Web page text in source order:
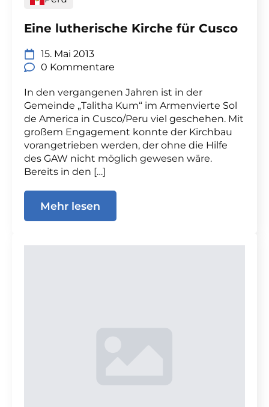
Eine lutherische Kirche für Cusco
15. Mai 2013
0 Kommentare
In den vergangenen Jahren ist in der
Gemeinde „Talitha Kum“ im Armenvierte Sol
de America in Cusco/Peru viel geschehen. Mit
großem Engagement konnte der Kirchbau
vorangetrieben werden, der ohne die Hilfe
des GAW nicht möglich gewesen wäre.
Bereits in den […]
Mehr lesen